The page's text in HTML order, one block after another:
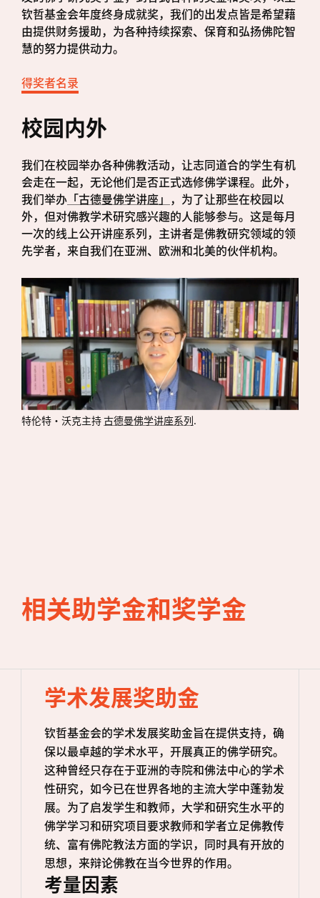
钦哲基金会年度终身成就奖，我们的出发点皆是希望藉
由提供财务援助，为各种持续探索、保育和弘扬佛陀智
慧的努力提供动力。
得奖者名录
校园内外
我们在校园举办各种佛教活动，让志同道合的学生有机
会走在一起，无论他们是否正式选修佛学课程。此外，
我们举办 「古德曼佛学讲座」 ，为了让那些在校园以
外，但对佛教学术研究感兴趣的人能够参与。这是每月
一次的线上公开讲座系列，主讲者是佛教研究领域的领
先学者，来自我们在亚洲、欧洲和北美的伙伴机构。
特伦特·沃克主持古德曼佛学讲座系列.
相关助学金和奖学金
学术发展奖助金
钦哲基金会的学术发展奖助金旨在提供支持，确
保以最卓越的学术水平，开展真正的佛学研究。
这种曾经只存在于亚洲的寺院和佛法中心的学术
性研究，如今已在世界各地的主流大学中蓬勃发
展。为了启发学生和教师，大学和研究生水平的
佛学学习和研究项目要求教师和学者立足佛教传
统、富有佛陀教法方面的学识，同时具有开放的
思想，来辩论佛教在当今世界的作用。
考量因素